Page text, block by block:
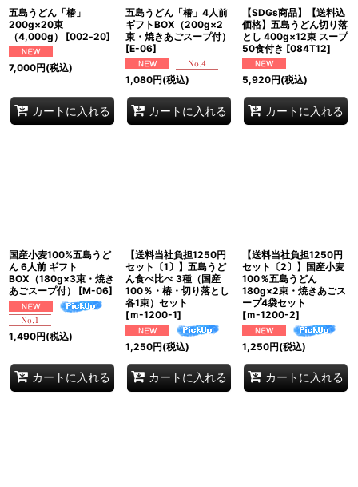
五島うどん「椿」
200g×20束
（4,000g）
[002‐20]
7,000円(税込)
カートに入れる
五島うどん「椿」4人前
ギフトBOX（200g×2
束・焼きあごスープ付）
[E-06]
1,080円(税込)
カートに入れる
【SDGs商品】【送料込
価格】五島うどん切り落
とし 400g×12束 スープ
50食付き [084T12]
5,920円(税込)
カートに入れる
国産小麦100%五島うど
ん 6人前 ギフト
BOX（180g×3束・焼き
あごスープ付）
[M-06]
1,490円(税込)
カートに入れる
【送料当社負担1250円
セット〔1〕】五島うど
ん食べ比べ 3種（国産
100％・椿・切り落とし
各1束）セット
[ｍ-1200-1]
1,250円(税込)
カートに入れる
【送料当社負担1250円
セット〔2〕】国産小麦
100％五島うどん
180g×2束・焼きあごス
ープ4袋セット
[ｍ-1200-2]
1,250円(税込)
カートに入れる